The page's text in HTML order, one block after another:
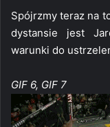
Spójrzmy teraz na
dystansie jest
warunki do
GIF 6, GIF 7